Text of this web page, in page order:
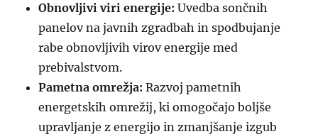
Obnovljivi viri energije: Uvedba sončnih
panelov na javnih zgradbah in spodbujanje
rabe obnovljivih virov energije med
prebivalstvom.
Pametna omrežja: Razvoj pametnih
energetskih omrežij, ki omogočajo boljše
upravljanje z energijo in zmanjšanje izgub